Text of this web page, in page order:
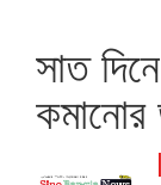
সাত
কমানোর